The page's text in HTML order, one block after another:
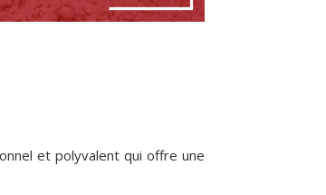
et polyvalent qui offre une